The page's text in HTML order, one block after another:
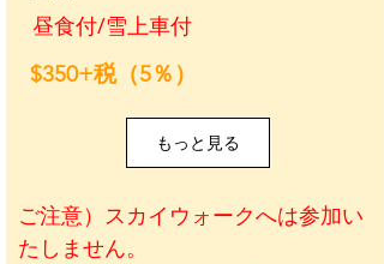
昼食付/雪上車付
$350+税（5％）
もっと見る
ご注意）スカイウォークへは参加い
たしません。